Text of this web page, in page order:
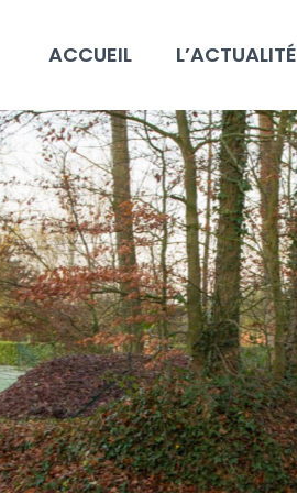
ACCUEIL L’ACTUALITÉ